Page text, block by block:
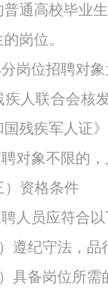
普通高校毕业
岗位。
岗位招聘对
疾人联合会核
国残疾军人证
对象不限的
）资格条件
聘人员应符合
）遵纪守法，
）具备岗位所